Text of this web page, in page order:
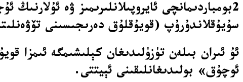
2بومباردىمانچى ئايروپىلانلىرىمىز ۋە
سۇيۇقلاندۇرۇپ (قويۇقلۇق دەرىجىسىنى
ئۇ ئىران بىلەن تۈزۈلىدىغان كېلىشىمگە ئىمزا
ئوچۇق» بولىدىغانلىقىنى ئېيتتى.